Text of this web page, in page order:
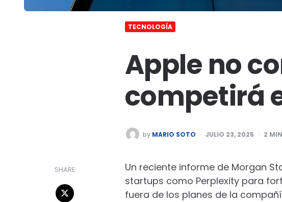
TECNOLOGÍA
Apple no
competirá
POSTED
BY
by MARIO SOTO JULIO 23, 2025 2
SHARE
Un reciente informe de Morgan
startups como Perplexity para
fuera de los planes de la